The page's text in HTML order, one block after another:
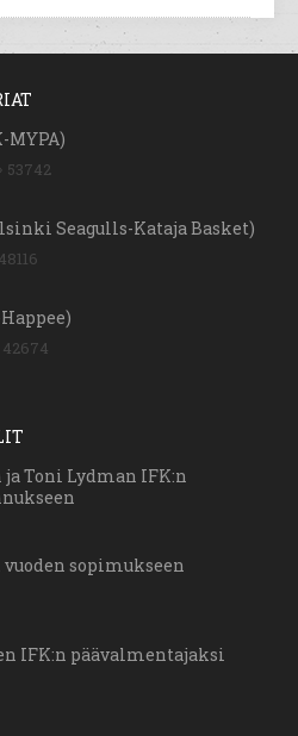
MYPA)
53742
Seagulls-Kataja Basket)
48116
Happee)
42674
Toni Lydman IFK:n
sopimukseen
IFK:n päävalmentajaksi